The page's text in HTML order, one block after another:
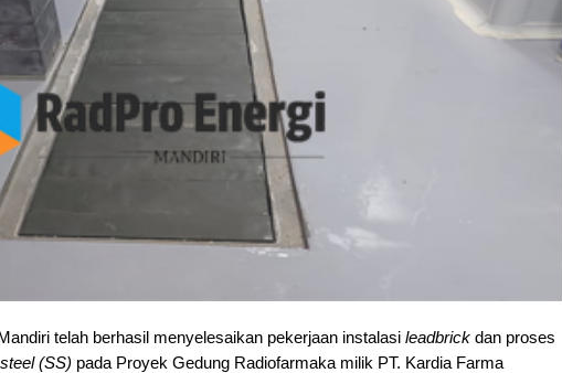
telah berhasil menyelesaikan pekerjaan instalasi leadbrick dan proses
(SS) pada Proyek Gedung Radiofarmaka milik PT. Kardia Farma